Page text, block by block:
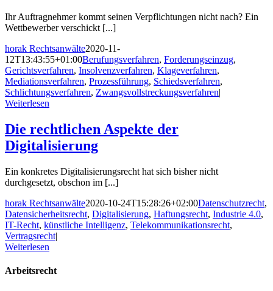
Ihr Auftragnehmer kommt seinen Verpflichtungen nicht nach? Ein
Wettbewerber verschickt [...]
horak Rechtsanwälte2020-11-
12T13:43:55+01:00Berufungsverfahren, Forderungseinzug,
Gerichtsverfahren, Insolvenzverfahren, Klageverfahren,
Mediationsverfahren, Prozessführung, Schiedsverfahren,
Schlichtungsverfahren, Zwangsvollstreckungsverfahren|
Weiterlesen
Die rechtlichen Aspekte der
Digitalisierung
Ein konkretes Digitalisierungsrecht hat sich bisher nicht
durchgesetzt, obschon im [...]
horak Rechtsanwälte2020-10-24T15:28:26+02:00Datenschutzrecht,
Datensicherheitsrecht, Digitalisierung, Haftungsrecht, Industrie 4.0,
IT-Recht, künstliche Intelligenz, Telekommunikationsrecht,
Vertragsrecht|
Weiterlesen
Arbeitsrecht